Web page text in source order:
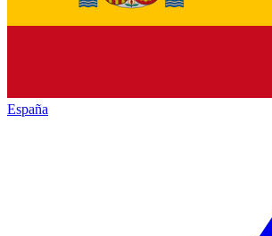
España